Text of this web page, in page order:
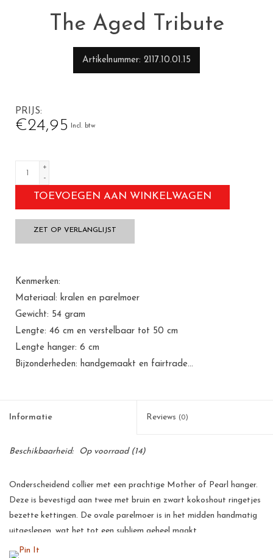
The Aged Tribute
Artikelnummer 2117.10.01.15
PRIJS
€24,95 Incl. btw
+
-
TOEVOEGEN AAN WINKELWAGEN
ZET OP VERLANGLIJST
Kenmerken:
Materiaal: kralen en parelmoer
Gewicht: 54 gram
Lengte: 46 cm en verstelbaar tot 50 cm
Lengte hanger: 6 cm
Bijzonderheden: handgemaakt en fairtrade...
Informatie Reviews (0)
Beschikbaarheid: Op voorraad(14)
Onderscheidend collier met een prachtige Mother of Pearl hanger.
Deze is bevestigd aan twee met bruin en zwart kokoshout ringetjes
bezette kettingen. De ovale parelmoer is in het midden handmatig
uitgeslepen, wat het tot een subliem geheel maakt.
Parelmoer is een kalkproduct, het bestaat uit dunne laagjes